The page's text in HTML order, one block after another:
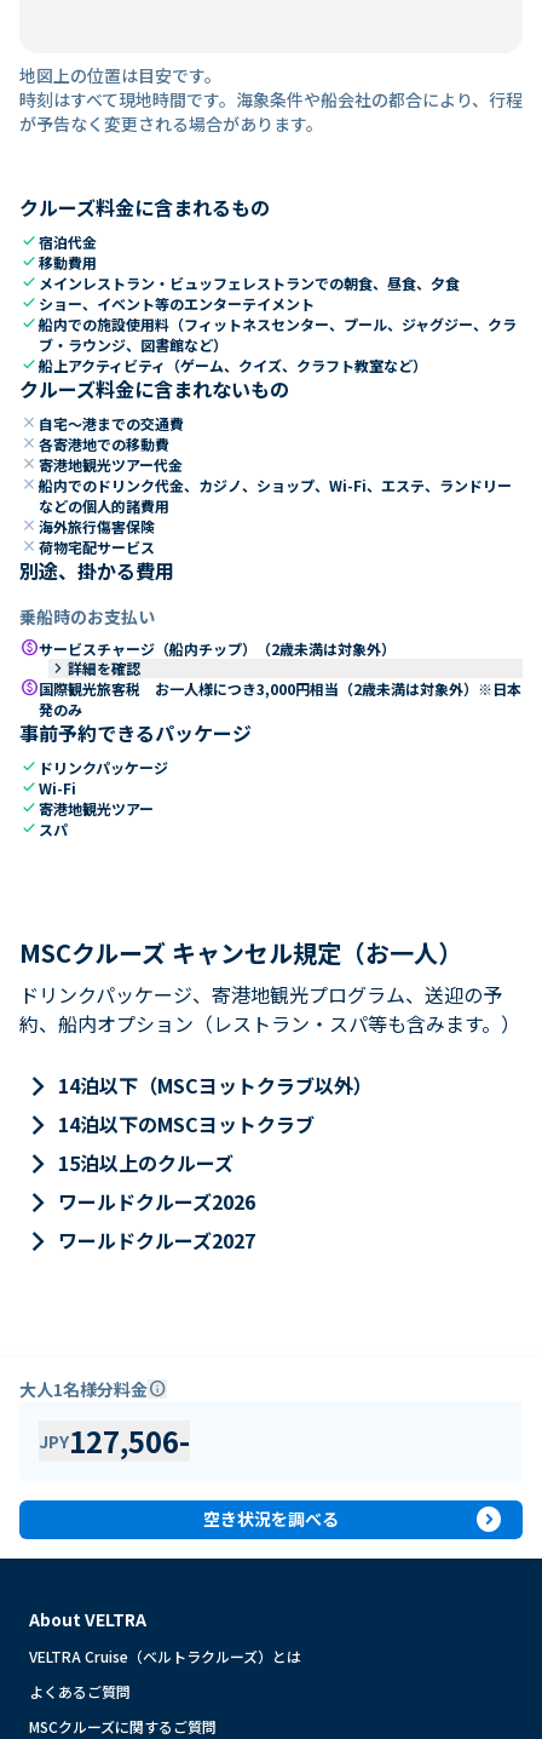
地図上の位置は目安です。
時刻はすべて現地時間です。海象条件や船会社の都合により、行程
が予告なく変更される場合があります。
クルーズ料金に含まれるもの
check宿泊代金
check移動費用
check メインレストラン・ビュッフェレストランでの朝食、昼食、夕食
check ショー、イベント等のエンターテイメント
check船内での施設使用料（フィットネスセンター、プール、ジャグジー、クラ
ブ・ラウンジ、図書館など）
check船上アクティビティ（ゲーム、クイズ、クラフト教室など）
クルーズ料金に含まれないもの
close 自宅～港までの交通費
close 各寄港地での移動費
close 寄港地観光ツアー代金
close 船内でのドリンク代金、カジノ、ショップ、Wi-Fi、エステ、ランドリー
などの個人的諸費用
close 海外旅行傷害保険
close 荷物宅配サービス
別途、掛かる費用
乗船時のお支払い
paidサービスチャージ（船内チップ）（2歳未満は対象外）
keyboard_arrow_right 詳細を確認
paid国際観光旅客税 お一人様につき3,000円相当（2歳未満は対象外）※日本
発のみ
事前予約できるパッケージ
check ドリンクパッケージ
checkWi-Fi
check寄港地観光ツアー
check スパ
MSCクルーズ キャンセル規定（お一人）
ドリンクパッケージ、寄港地観光プログラム、送迎の予
約、船内オプション（レストラン・スパ等も含みます。）
keyboard_arrow_right 14泊以下（MSCヨットクラブ以外）
keyboard_arrow_right 14泊以下のMSCヨットクラブ
keyboard_arrow_right 15泊以上のクルーズ
keyboard_arrow_right ワールドクルーズ2026
keyboard_arrow_right ワールドクルーズ2027
大人1名様分料金info
JPY127,506-
空き状況を調べる expand_circle_right
About VELTRA
VELTRA Cruise（ベルトラクルーズ）とは
よくあるご質問
MSCクルーズに関するご質問